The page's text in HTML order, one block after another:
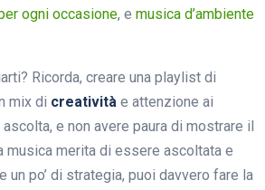
ogni occasione, e musica d’ambiente
Ricorda, creare una playlist di
mix di creatività e attenzione ai
e non avere paura di mostrare il
musica merita di essere ascoltata e
un po’ di strategia, puoi davvero fare la